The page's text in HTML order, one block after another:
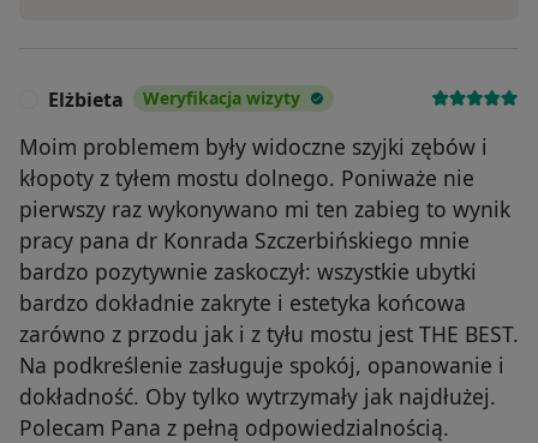
Elżbieta Weryfikacja wizyty
Moim problemem były widoczne szyjki zębów i
kłopoty z tyłem mostu dolnego. Poniważe nie
pierwszy raz wykonywano mi ten zabieg to wynik
pracy pana dr Konrada Szczerbińskiego mnie
bardzo pozytywnie zaskoczył: wszystkie ubytki
bardzo dokładnie zakryte i estetyka końcowa
zarówno z przodu jak i z tyłu mostu jest THE BEST.
Na podkreślenie zasługuje spokój, opanowanie i
dokładność. Oby tylko wytrzymały jak najdłużej.
Polecam Pana z pełną odpowiedzialnością.